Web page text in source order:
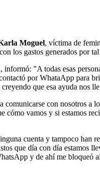
Moguel, víctima de
los gastos generados por
"A todas esas
por WhataApp para
que esa ayuda nos
con nosotros a
vamos y si estamos
cuenta y tampoco han
que día con día estamos
y de ahí me